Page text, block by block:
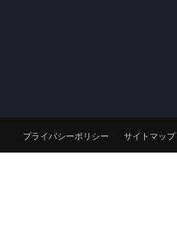
プライバシーポリシー サイトマップ